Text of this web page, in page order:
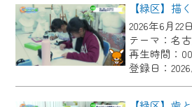
2026年6月22
テーマ：名
再生時間：
登録日：
2024/09/02
動画配信サービス『CCNet
年9月24日からリニューア
【変更点】
◆デザイン変更により、